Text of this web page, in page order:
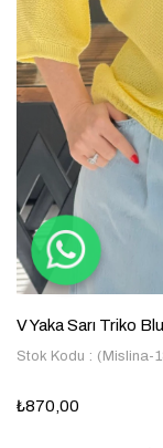
V Yaka Sarı Triko
Stok Kodu (Mislina-
₺870,00